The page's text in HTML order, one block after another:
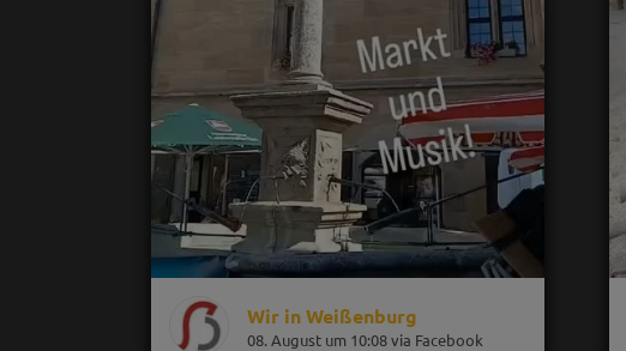
Wir in Weißenburg
08. August um 10:08 via Facebook